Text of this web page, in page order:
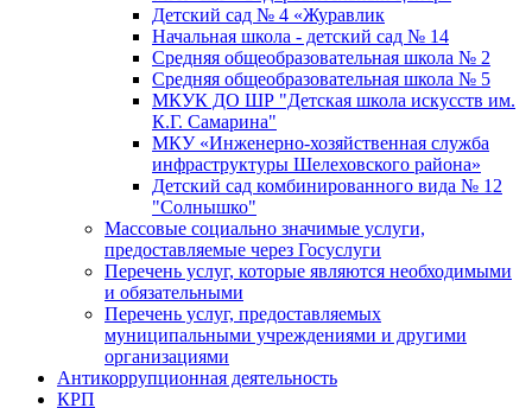
Детский сад № 4 «Журавлик
Начальная школа - детский сад № 14
Средняя общеобразовательная школа № 2
Средняя общеобразовательная школа № 5
МКУК ДО ШР "Детская школа искусств им.
К.Г. Самарина"
МКУ «Инженерно-хозяйственная служба
инфраструктуры Шелеховского района»
Детский сад комбинированного вида № 12
"Солнышко"
Массовые социально значимые услуги,
предоставляемые через Госуслуги
Перечень услуг, которые являются необходимыми
и обязательными
Перечень услуг, предоставляемых
муниципальными учреждениями и другими
организациями
Антикоррупционная деятельность
КРП